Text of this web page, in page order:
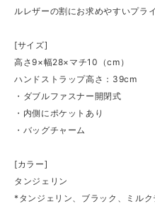
ルレザーの割にお求めやすいプラ
[サイズ]
高さ9×幅28×マチ10（cm）
ハンドストラップ高さ：39cm
・ダブルファスナー開閉式
・内側にポケットあり
・バッグチャーム
[カラー]
タンジェリン
*タンジェリン、ブラック、ミル